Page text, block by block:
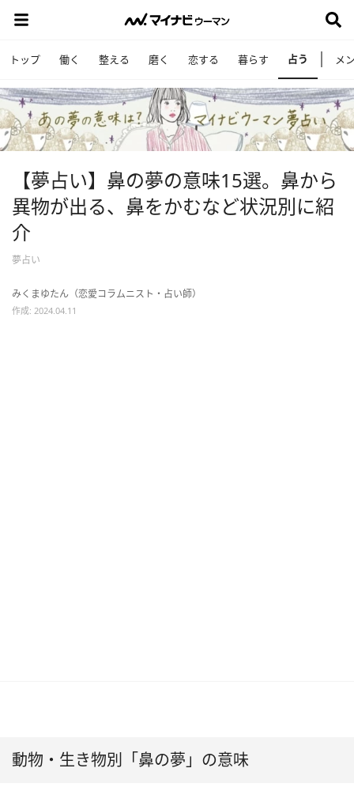
トップ 働く 整える 磨く 恋する 暮らす 占う メ
【夢占い】鼻の夢の意味15選。鼻から
異物が出る、鼻をかむなど状況別に紹
介
夢占い
みくまゆたん（恋愛コラムニスト・占い師）
作成: 2024.04.11
動物・生き物別「鼻の夢」の意味